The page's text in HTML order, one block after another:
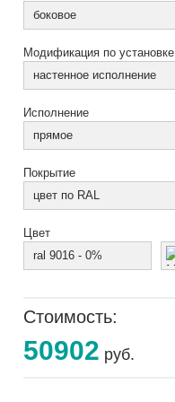
боковое
Модификация по установке
настенное исполнение
Исполнение
прямое
Покрытие
цвет по RAL
Цвет
ral 9016 - 0%
Стоимость:
50902 руб.